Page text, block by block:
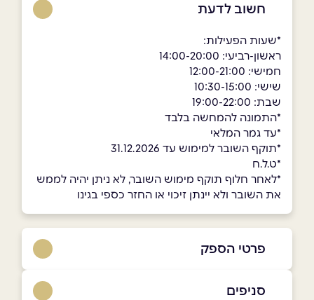
חשוב לדעת
*שעות הפעילות:
ראשון-רביעי: 14:00-20:00
חמישי: 12:00-21:00
שישי: 10:30-15:00
שבת: 19:00-22:00
*התמונה להמחשה בלבד
*עד גמר המלאי
*תוקף השובר למימוש עד 31.12.2026
*ט.ל.ח
*לאחר חלוף תוקף מימוש השובר, לא ניתן יהיה לממש
את השובר ולא יינתן זיכוי או החזר כספי בגינו
פרטי הספק
סניפים